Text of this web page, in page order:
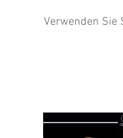
Verwenden Sie